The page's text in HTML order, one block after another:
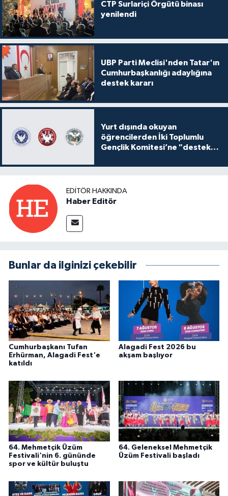
CTP Surlariçi Örgütü binası
yenilendi
UBP Parti Meclisi'nden Tatar'ın
Cumhurbaşkanlığı adaylığına
destek kararı
Yurt dışında okuyan
öğrencilerden İki Toplumlu
Gençlik Komitesi’ne "destek
EDITÖR HAKKINDA
Haber Editör
Bunlar da ilginizi çekebilir
Cumhurbaşkanı Tufan
Erhürman, Alagadi Fest'e
katıldı
Alagadi Fest 2026 bu
akşam başlıyor
64. Mehmetçik Üzüm
Festivali'nin 6. gününde
spor ve kültür buluştu
64. Geleneksel Mehmetçik
Üzüm Festivali başladı